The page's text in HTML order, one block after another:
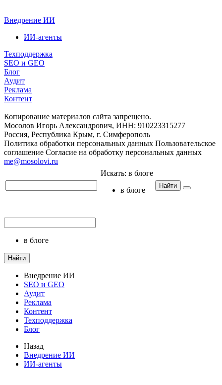
Внедрение ИИ
ИИ-агенты
Техподдержка
SEO и GEO
Блог
Аудит
Реклама
Контент
Копирование материалов сайта запрещено.
Мосолов Игорь Александрович, ИНН: 910223315277
Россия, Республика Крым, г. Симферополь
Политика обработки персональных данных Пользовательское
соглашение Согласие на обработку персональных данных
me@mosolovi.ru
Искать: в блоге
в блоге
Найти
в блоге
Найти
Внедрение ИИ
SEO и GEO
Аудит
Реклама
Контент
Техподдержка
Блог
Назад
Внедрение ИИ
ИИ-агенты